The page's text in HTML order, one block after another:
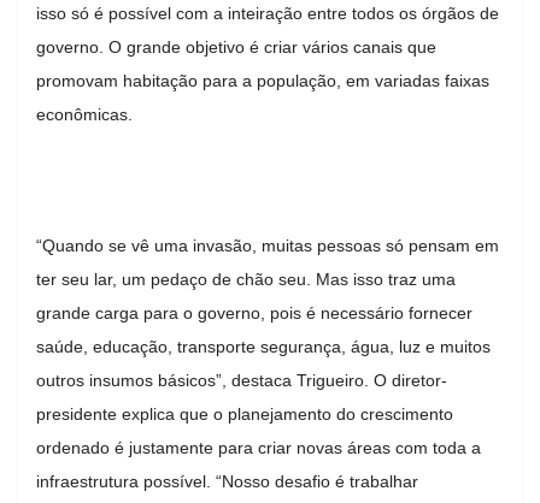
isso só é possível com a inteiração entre todos os órgãos de
governo. O grande objetivo é criar vários canais que
promovam habitação para a população, em variadas faixas
econômicas.
“Quando se vê uma invasão, muitas pessoas só pensam em
ter seu lar, um pedaço de chão seu. Mas isso traz uma
grande carga para o governo, pois é necessário fornecer
saúde, educação, transporte segurança, água, luz e muitos
outros insumos básicos”, destaca Trigueiro. O diretor-
presidente explica que o planejamento do crescimento
ordenado é justamente para criar novas áreas com toda a
infraestrutura possível. “Nosso desafio é trabalhar